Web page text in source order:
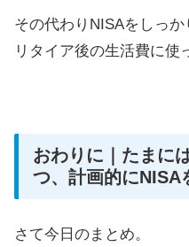
その代わりNISAをしっ
リタイア後の生活費に使
おわりに｜たまに
つ、計画的にNISA
さて今日のまとめ。